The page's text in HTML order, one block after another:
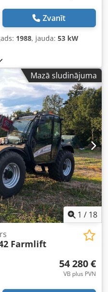
Zvanīt
1988, jauda: 53 kW
Mazā sludinājuma
1 / 18
Farmlift
54 280 €
VB plus PVN